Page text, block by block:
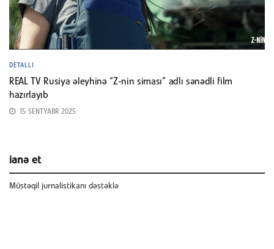
DETALLI
REAL TV Rusiya əleyhinə “Z-nin siması” adlı sənədli film
hazırlayıb
15 SENTYABR 2025
ianə et
Müstəqil jurnalistikanı dəstəklə